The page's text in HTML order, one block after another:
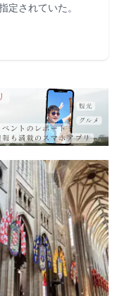
定されていた。